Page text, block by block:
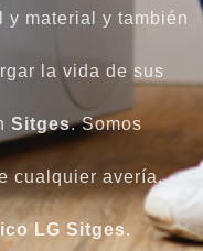
y material y también
la vida de sus
Sitges. Somos
cualquier avería,
LG Sitges.